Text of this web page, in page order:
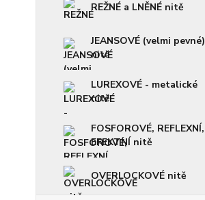
REŽNÉ a LNĚNÉ nitě
JEANSOVÉ (velmi pevné)
nitě
LUREXOVÉ - metalické
nitě
FOSFOROVÉ, REFLEXNÍ,
EFEKTNÍ nitě
OVERLOCKOVÉ nitě